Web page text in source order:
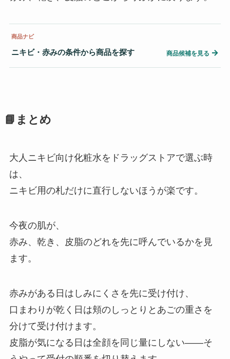
商品ナビ
ニキビ・赤みの条件から商品を探す 商品候補を見る →
📘まとめ
大人ニキビ向け化粧水をドラッグストアで選ぶ時
は、
ニキビ用の札だけに直行しないほうが楽です。
今夜の肌が、
赤み、乾き、皮脂のどれを先に呼んでいるかを見
ます。
赤みがある日はしみにくさを先に受け付け、
口まわりが乾く日は頬のしっとりとあごの重さを
分けて受け付けます。
皮脂が気になる日は全顔を同じ量にしない——そ